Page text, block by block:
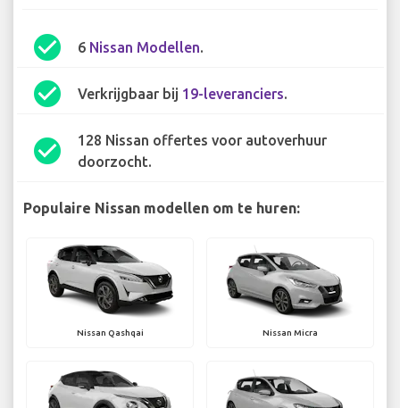
check_circle 6 Nissan Modellen.
check_circle Verkrijgbaar bij 19-leveranciers.
check_circle
128 Nissan offertes voor autoverhuur
doorzocht.
Populaire Nissan modellen om te huren:
Nissan Qashqai Nissan Micra